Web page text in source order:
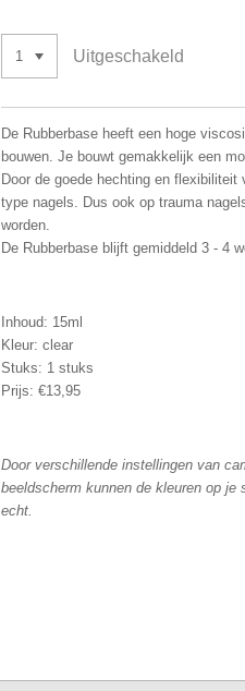
Uitgeschakeld
De Rubberbase heeft een hoge
bouwen. Je bouwt gemakkelijk een
Door de goede hechting en
type nagels. Dus ook op trauma
worden.
De Rubberbase blijft gemiddeld 3 - 4
Inhoud: 15ml
Kleur: clear
Stuks: 1 stuks
Prijs: €13,95
Door verschillende instellingen van
beeldscherm kunnen de kleuren op
echt.